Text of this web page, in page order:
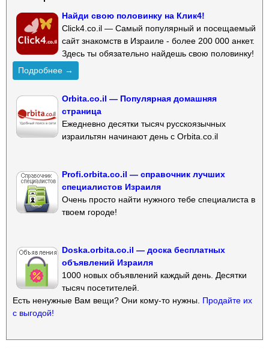
Найди свою половинку на Клик4!
Click4.co.il — Самый популярный и посещаемый
сайт знакомств в Израиле - более 200 000 анкет.
Здесь ты обязательно найдешь свою половинку!
Подробнее →
Orbita.co.il — Популярная домашняя
страница
Ежедневно десятки тысяч русскоязычных
израильтян начинают день с Orbita.co.il
Profi.orbita.co.il — справочник лучших
специалистов Израиля
Очень просто найти нужного тебе специалиста в
твоем городе!
Doska.orbita.co.il — доска бесплатных
объявлений Израиля
1000 новых объявлений каждый день. Десятки
тысяч посетителей.
Есть ненужные Вам вещи? Они кому-то нужны. Продайте их
с выгодой!